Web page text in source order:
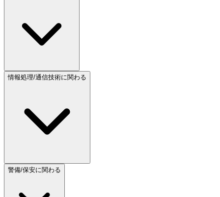
情報処理/通信技術に関わる
警備/保安に関わる